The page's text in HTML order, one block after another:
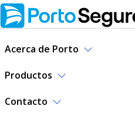
Acerca de Porto
Productos
Contacto